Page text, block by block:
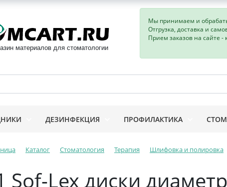
материалов для стоматологии
Мы принимаем и
Отгрузка, доставка и
Прием заказов на сайте -
ДЕЗИНФЕКЦИЯ ПРОФИЛАКТИКА
Каталог Стоматология Терапия Шлифовка и полировка
Sof-Lex диски